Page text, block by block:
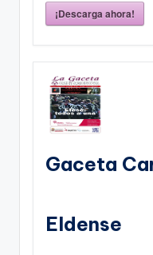
¡Descarga ahora!
Gaceta
Eldense